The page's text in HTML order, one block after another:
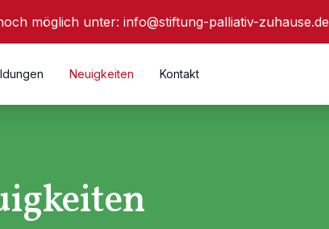
möglich unter: info@stiftung-palliativ-zuhause.de
Neuigkeiten Kontakt